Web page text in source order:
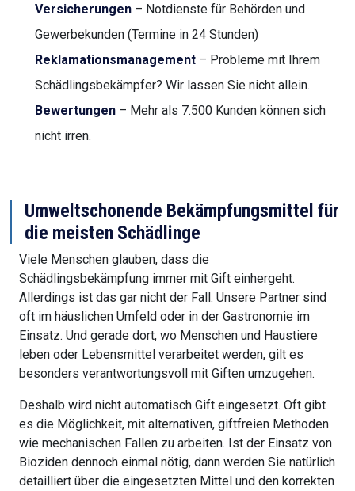
Versicherungen – Notdienste für Behörden und
Gewerbekunden (Termine in 24 Stunden)
Reklamationsmanagement – Probleme mit Ihrem
Schädlingsbekämpfer? Wir lassen Sie nicht allein.
Bewertungen – Mehr als 7.500 Kunden können sich
nicht irren.
Umweltschonende Bekämpfungsmittel für
die meisten Schädlinge
Viele Menschen glauben, dass die
Schädlingsbekämpfung immer mit Gift einhergeht.
Allerdings ist das gar nicht der Fall. Unsere Partner sind
oft im häuslichen Umfeld oder in der Gastronomie im
Einsatz. Und gerade dort, wo Menschen und Haustiere
leben oder Lebensmittel verarbeitet werden, gilt es
besonders verantwortungsvoll mit Giften umzugehen.
Deshalb wird nicht automatisch Gift eingesetzt. Oft gibt
es die Möglichkeit, mit alternativen, giftfreien Methoden
wie mechanischen Fallen zu arbeiten. Ist der Einsatz von
Bioziden dennoch einmal nötig, dann werden Sie natürlich
detailliert über die eingesetzten Mittel und den korrekten